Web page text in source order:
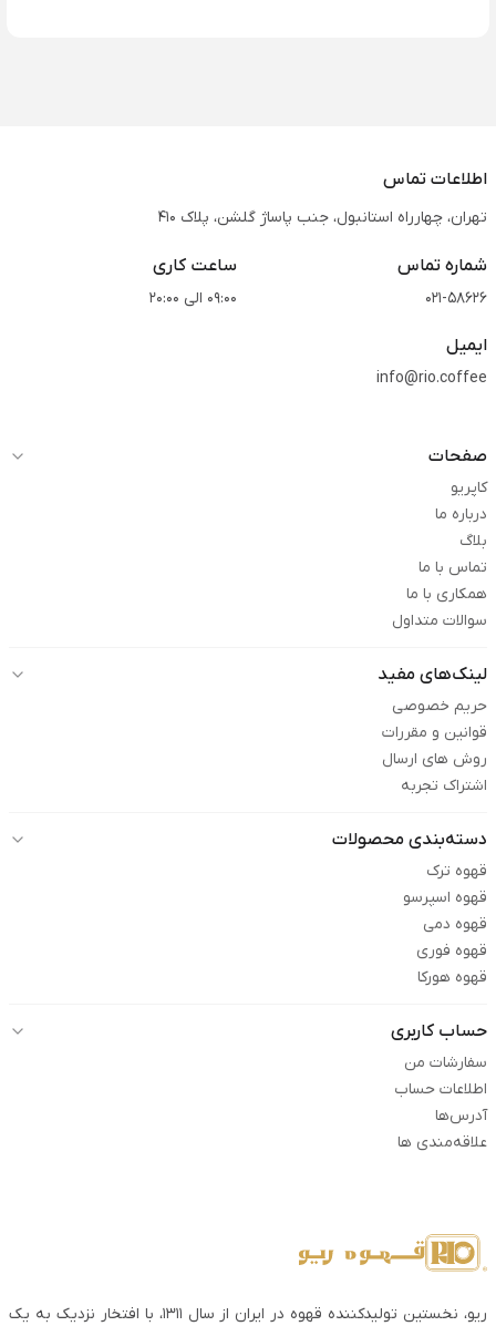
اطلاعات تماس
تهران، چهارراه استانبول، جنب پاساژ گلشن، پلاک 410
شماره تماس
021-58626
ساعت کاری
09:00 الی 20:00
ایمیل
info@rio.coffee
صفحات
کاپریو
درباره ما
بلاگ
تماس با ما
همکاری با ما
سوالات متداول
لینک‌های مفید
حریم خصوصی
قوانین و مقررات
روش های ارسال
اشتراک تجربه
دسته‌بندی محصولات
قهوه ترک
قهوه اسپرسو
قهوه دمی
قهوه فوری
قهوه هورکا
حساب کاربری
سفارشات من
اطلاعات حساب
آدرس‌ها
علاقه‌مندی ها
ریو، نخستین تولیدکننده قهوه در ایران از سال ۱۳۱۱، با افتخار نزدیک به یک